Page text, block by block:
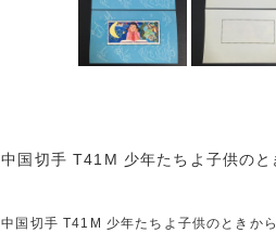
中国切手 T41M 少年たちよ子供の
中国切手 T41M 少年たちよ子供のときか